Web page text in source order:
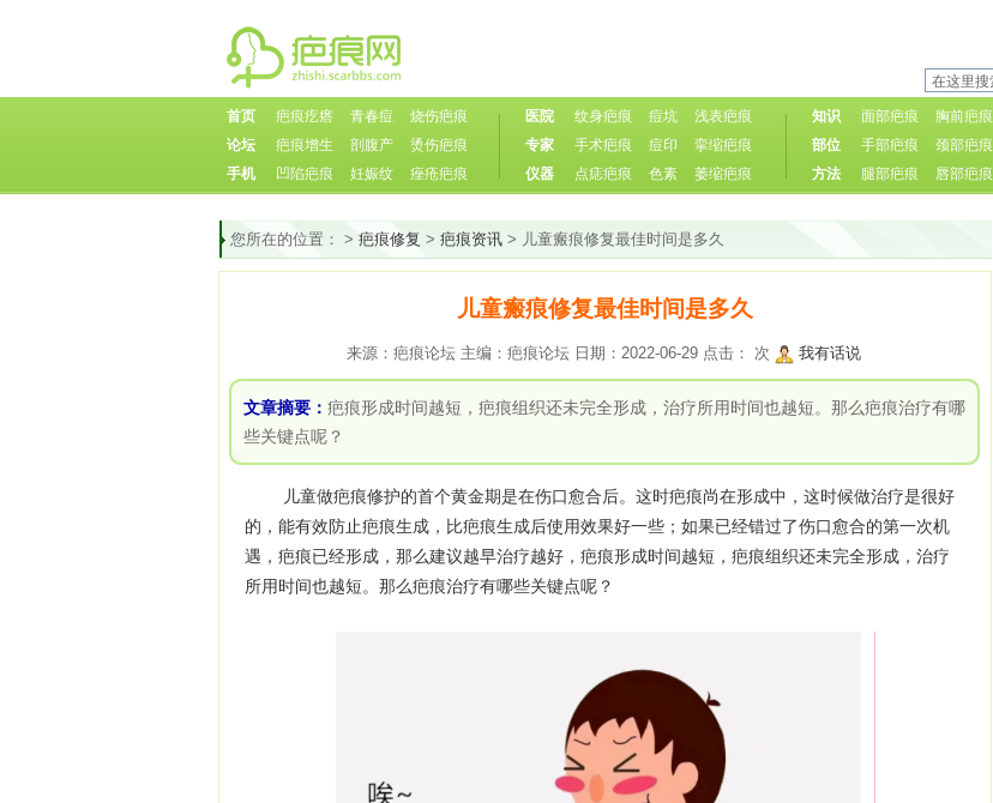
首页 疤痕疙瘩 青春痘
烧伤疤痕
论坛
疤痕增生 剖腹产
烫伤疤痕
手机
凹陷疤痕 妊娠纹 痤疮疤痕
医院 纹身疤痕 痘坑
浅表疤痕
专家
手术疤痕 痘印
挛缩疤痕
仪器
点痣疤痕 色素 萎缩疤痕
知识 面部疤痕 胸前疤痕
部位
手部疤痕 颈部疤痕
方法
腿部疤痕 唇部疤痕
您所在的位置： > 疤痕修复 > 疤痕资讯 > 儿童瘢痕修复最佳时间是多久
儿童瘢痕修复最佳时间是多久
来源：疤痕论坛 主编：疤痕论坛 日期：2022-06-29 点击： 次 我有话说
文章摘要： 疤痕形成时间越短，疤痕组织还未完全形成，治疗所用时间也越短。那么疤痕治疗有哪
些关键点呢？
儿童做疤痕修护的首个黄金期是在伤口愈合后。这时疤痕尚在形成中，这时候做治疗是很好
的，能有效防止疤痕生成，比疤痕生成后使用效果好一些；如果已经错过了伤口愈合的第一次机
遇，疤痕已经形成，那么建议越早治疗越好，疤痕形成时间越短，疤痕组织还未完全形成，治疗
所用时间也越短。那么疤痕治疗有哪些关键点呢？